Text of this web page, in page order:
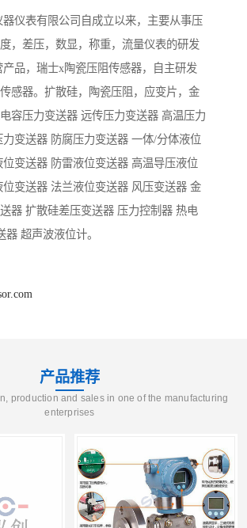
器仪表有限公司自成立以来，主要从事压
，差压，数显，称重，流量仪表的研发
品，瑞士x陶瓷压阻传感器，自主研发
感器。扩散硅，陶瓷压阻，应变片，金
容压力变送器 远传压力变送器 高温压力
力变送器 防腐压力变送器 一体/分体液位
位变送器 防雷液位变送器 高温导压液位
位变送器 法兰液位变送器 风压变送器 金
器 扩散硅差压变送器 压力控制器 热电
超声波液位计。
产品推荐
production and sales in one of the manufacturing
enterprises